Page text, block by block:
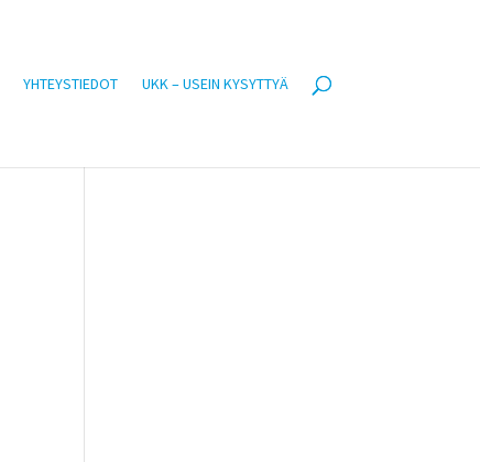
YHTEYSTIEDOT UKK – USEIN KYSYTTYÄ